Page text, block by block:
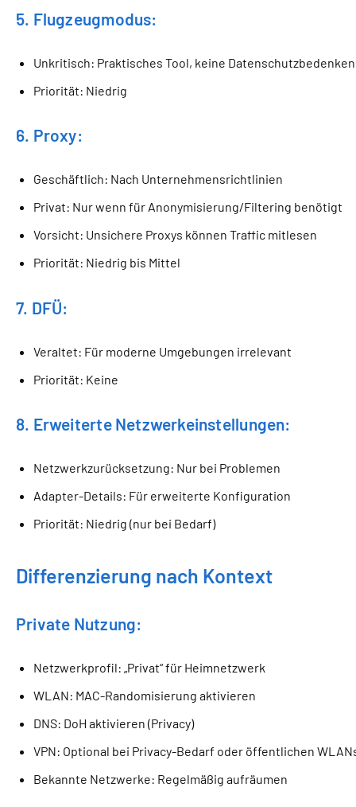
5. Flugzeugmodus:
Unkritisch: Praktisches Tool, keine Datenschutzbedenken
Priorität: Niedrig
6. Proxy:
Geschäftlich: Nach Unternehmensrichtlinien
Privat: Nur wenn für Anonymisierung/Filtering benötigt
Vorsicht: Unsichere Proxys können Traffic mitlesen
Priorität: Niedrig bis Mittel
7. DFÜ:
Veraltet: Für moderne Umgebungen irrelevant
Priorität: Keine
8. Erweiterte Netzwerkeinstellungen:
Netzwerkzurücksetzung: Nur bei Problemen
Adapter-Details: Für erweiterte Konfiguration
Priorität: Niedrig (nur bei Bedarf)
Differenzierung nach Kontext
Private Nutzung:
Netzwerkprofil: „Privat“ für Heimnetzwerk
WLAN: MAC-Randomisierung aktivieren
DNS: DoH aktivieren (Privacy)
VPN: Optional bei Privacy-Bedarf oder öffentlichen
Bekannte Netzwerke: Regelmäßig aufräumen